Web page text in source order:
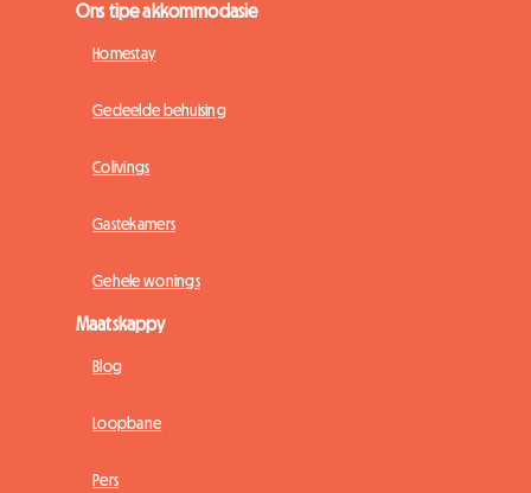
Ons tipe akkommodasie
Homestay
Gedeelde behuising
Colivings
Gastekamers
Gehele wonings
Maatskappy
Blog
Loopbane
Pers